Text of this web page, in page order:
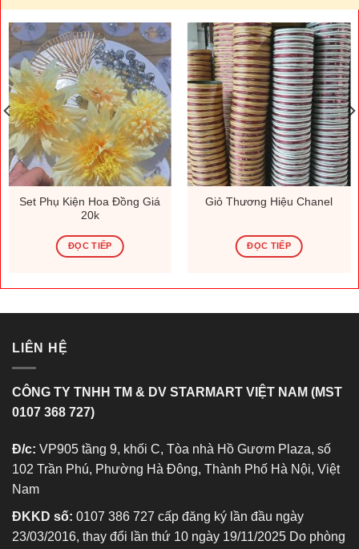
Set Phụ Kiện Hoa Đồng Giá
20k
ĐỌC TIẾP
Giỏ Thương Hiệu Chanel
ĐỌC TIẾP
LIÊN HỆ
CÔNG TY TNHH TM & DV STARMART VIỆT NAM (MST
0107 368 727)
Đ/c: VP905 tầng 9, khối C, Tòa nhà Hồ Gươm Plaza, số
102 Trần Phú, Phường Hà Đông, Thành Phố Hà Nội, Việt
Nam
ĐKKD số: 0107 386 727 cấp đăng ký lần đầu ngày
23/03/2016, thay đổi lần thứ 10 ngày 19/11/2025 Do phòng